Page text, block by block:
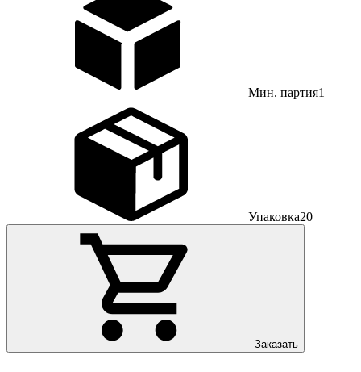
Мин. партия1
Упаковка20
Заказать